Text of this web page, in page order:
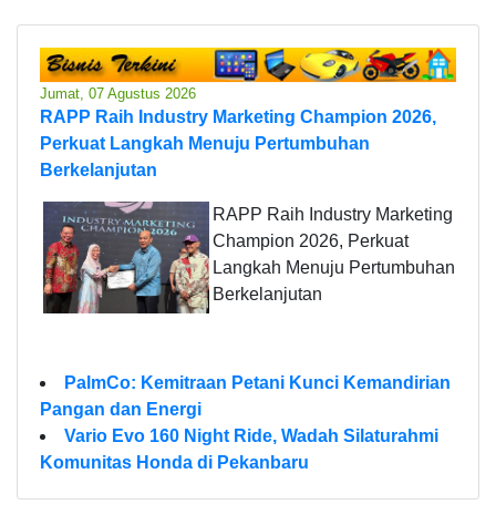
Jumat, 07 Agustus 2026
RAPP Raih Industry Marketing Champion 2026,
Perkuat Langkah Menuju Pertumbuhan
Berkelanjutan
RAPP Raih Industry Marketing
Champion 2026, Perkuat
Langkah Menuju Pertumbuhan
Berkelanjutan
PalmCo: Kemitraan Petani Kunci Kemandirian
Pangan dan Energi
Vario Evo 160 Night Ride, Wadah Silaturahmi
Komunitas Honda di Pekanbaru